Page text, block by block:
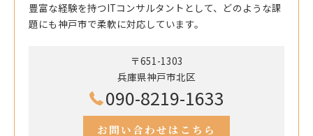
豊富な経験を持つITコンサルタントとして、どのような課
題にも神戸市で柔軟に対応しています。
〒651-1303
兵庫県神戸市北区
090-8219-1633
お問い合わせはこちら